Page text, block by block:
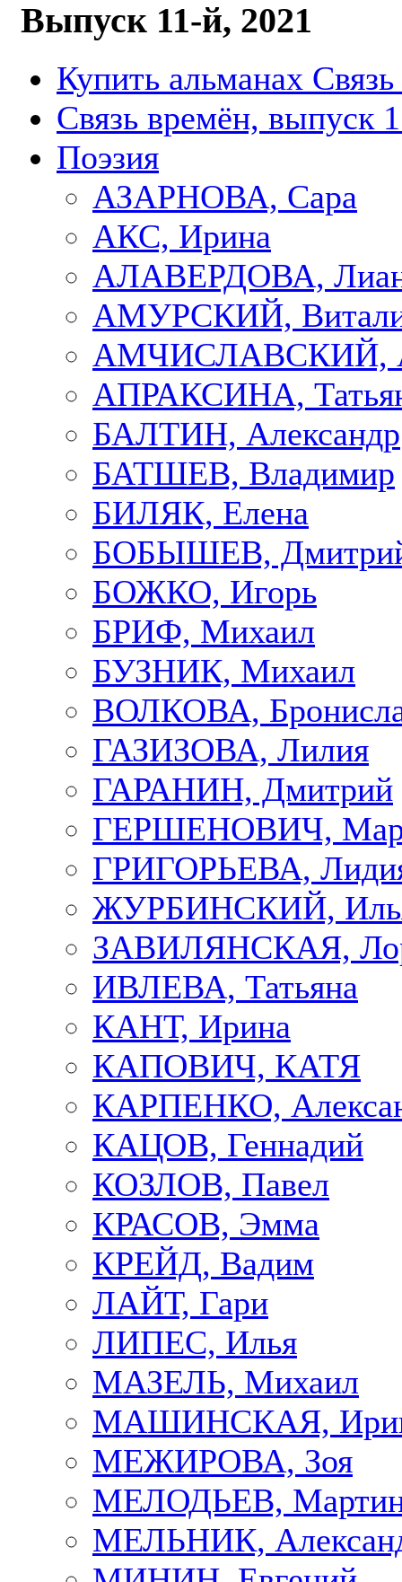
Выпуск 11-й, 2021
Купить альманах
Связь времён, выпуск
Поэзия
АЗАРНОВА, Сара
АКС, Ирина
АЛАВЕРДОВА,
АМУРСКИЙ,
АМЧИСЛАВСКИЙ,
АПРАКСИНА,
БАЛТИН, Александр
БАТШЕВ, Владимир
БИЛЯК, Елена
БОБЫШЕВ,
БОЖКО, Игорь
БРИФ, Михаил
БУЗНИК, Михаил
ВОЛКОВА,
ГАЗИЗОВА, Лилия
ГАРАНИН, Дмитрий
ГЕРШЕНОВИЧ,
ГРИГОРЬЕВА,
ЖУРБИНСКИЙ,
ЗАВИЛЯНСКАЯ,
ИВЛЕВА, Татьяна
КАНТ, Ирина
КАПОВИЧ, КАТЯ
КАРПЕНКО,
КАЦОВ, Геннадий
КОЗЛОВ, Павел
КРАСОВ, Эмма
КРЕЙД, Вадим
ЛАЙТ, Гари
ЛИПЕС, Илья
МАЗЕЛЬ, Михаил
МАШИНСКАЯ,
МЕЖИРОВА, Зоя
МЕЛОДЬЕВ,
МЕЛЬНИК,